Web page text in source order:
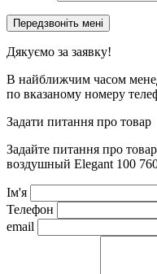
Дякуємо за заявку!
В найближчим часом
по вказаному номеру
Задати питання про товар
Задайте питання про
воздушный Elegant 100
Ім'я
Телефон
email